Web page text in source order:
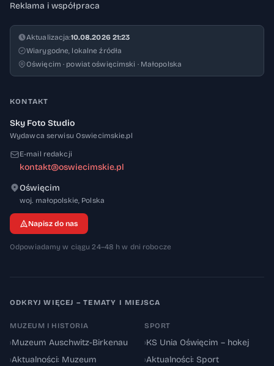
Reklama i współpraca
Aktualizacja:10.08.2026 21:23
Wiarygodne, lokalne źródła
Oświęcim · powiat oświęcimski · Małopolska
KONTAKT
Sky Foto Studio
Wydawca serwisu Oswiecimskie.pl
E-mail redakcji
kontakt@oswiecimskie.pl
Oświęcim
woj. małopolskie, 32-600
Polska
Napisz do nas
Odpowiadamy w ciągu 24–48 h w dni robocze
ODKRYJ WIĘCEJ – TEMATY I MIEJSCA
MUZEUM I HISTORIA
›Muzeum Auschwitz-Birkenau
›Aktualności: Muzeum
SPORT
›KS Unia Oświęcim – hokej
›Aktualności: Sport